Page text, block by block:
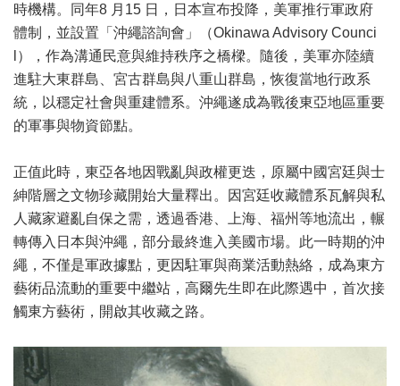
時機構。同年8 月15 日，日本宣布投降，美軍推行軍政府
體制，並設置「沖繩諮詢會」（Okinawa Advisory Counci
l），作為溝通民意與維持秩序之橋樑。隨後，美軍亦陸續
進駐大東群島、宮古群島與八重山群島，恢復當地行政系
統，以穩定社會與重建體系。沖繩遂成為戰後東亞地區重要
的軍事與物資節點。
正值此時，東亞各地因戰亂與政權更迭，原屬中國宮廷與士
紳階層之文物珍藏開始大量釋出。因宮廷收藏體系瓦解與私
人藏家避亂自保之需，透過香港、上海、福州等地流出，輾
轉傳入日本與沖繩，部分最終進入美國市場。此一時期的沖
繩，不僅是軍政據點，更因駐軍與商業活動熱絡，成為東方
藝術品流動的重要中繼站，高爾先生即在此際遇中，首次接
觸東方藝術，開啟其收藏之路。